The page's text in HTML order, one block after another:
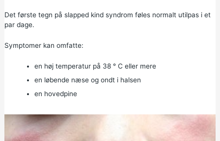
Det første tegn på slapped kind syndrom føles normalt utilpas i et
par dage.
Symptomer kan omfatte:
en høj temperatur på 38 ° C eller mere
en løbende næse og ondt i halsen
en hovedpine